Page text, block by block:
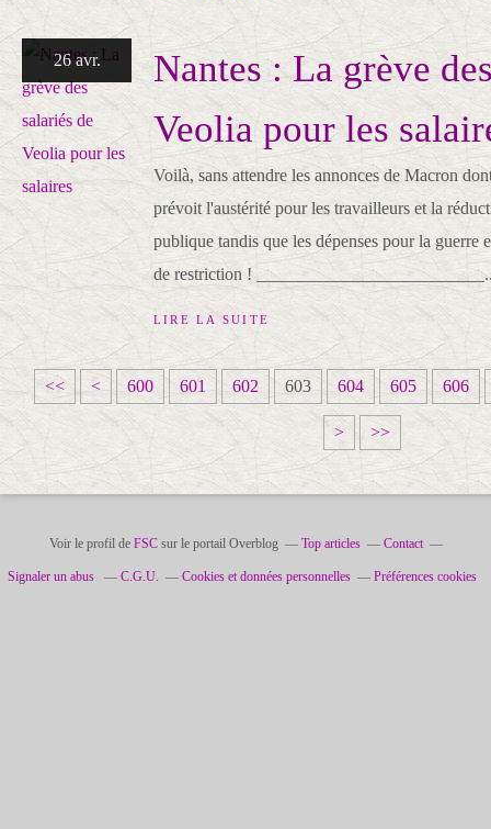
26 avr.
Nantes : La grève
Veolia pour les
Voilà, sans attendre les annonces de Macron
prévoit l'austérité pour les travailleurs et la
publique tandis que les dépenses pour la guerre
de restriction !
LIRE LA SUITE
<< < 600 601 602 603 604 605 606
> >>
Voir le profil de FSCsur le portail Overblog Top articles Contact
Signaler un abus C.G.U. Cookies et données personnelles Préférences cookies